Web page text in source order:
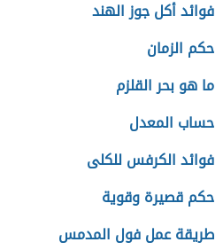
فوائد أكل جوز الهند
حكم الزمان
ما هو بحر القلزم
حساب المعدل
فوائد الكرفس للكلى
حكم قصيرة وقوية
طريقة عمل فول المدمس